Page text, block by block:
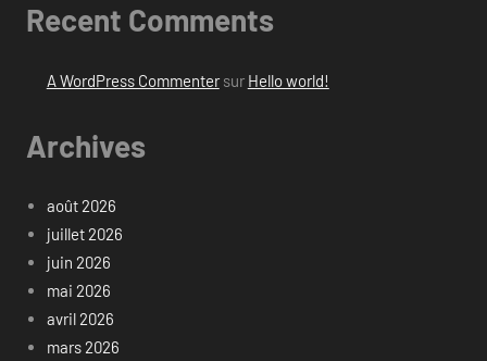
Recent Comments
A WordPress Commentersur Hello world!
Archives
août 2026
juillet 2026
juin 2026
mai 2026
avril 2026
mars 2026